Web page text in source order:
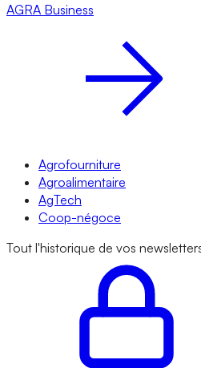
AGRA Business
Agrofourniture
Agroalimentaire
AgTech
Coop-négoce
Tout l'historique de vos